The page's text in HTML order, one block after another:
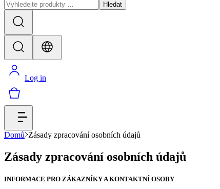
Hledat
Log in
Domů Zásady zpracování osobních údajů
Zásady zpracování osobních údajů
INFORMACE PRO ZÁKAZNÍKY A KONTAKTNÍ OSOBY